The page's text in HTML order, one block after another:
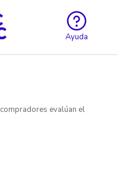
Ayuda
evalúan el